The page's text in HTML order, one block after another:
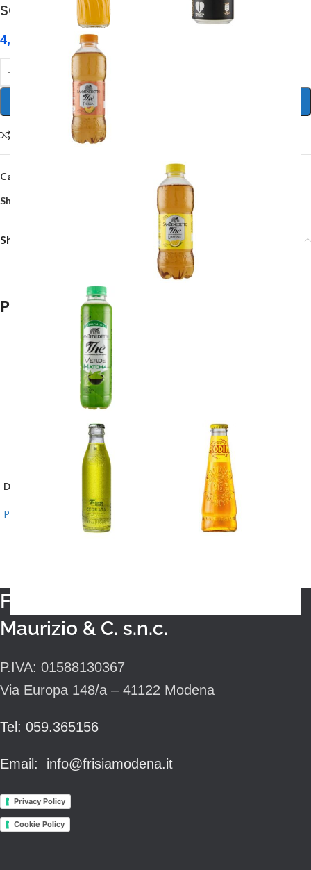
SGRASSATORE UNIVERSALE Spray 750 ML
4,50
AGGIUNGI AL CARRELLO
Add to wishlist
Categoria: Prodotti per pulizia e igiene
Share:
Shipping & Delivery
Prodotti correlati
DETERSIVO CAPSULE Lavatrice
Prodotti per pulizia e igiene
8,80€
SALVACOLOR Salviette
Lavatrice
Prodotti per pulizia e igiene
Frisiamodena di Bianconi
Maurizio & C. s.n.c.
P.IVA: 01588130367
Via Europa 148/a – 41122 Modena
Tel: 059.365156
Email: info@frisiamodena.it
Privacy Policy
Cookie Policy